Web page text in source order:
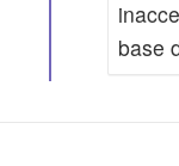
base